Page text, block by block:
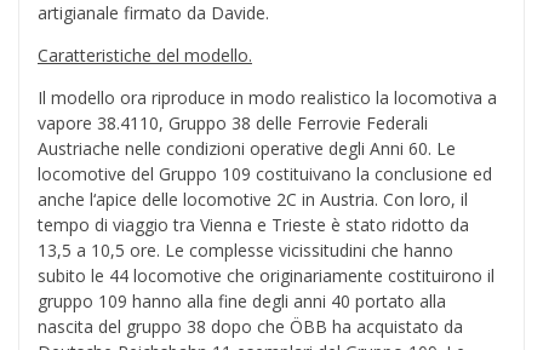
artigianale firmato da Davide.
Caratteristiche del modello.
Il modello ora riproduce in modo realistico la locomotiva a
vapore 38.4110, Gruppo 38 delle Ferrovie Federali
Austriache nelle condizioni operative degli Anni 60. Le
locomotive del Gruppo 109 costituivano la conclusione ed
anche l‘apice delle locomotive 2C in Austria. Con loro, il
tempo di viaggio tra Vienna e Trieste è stato ridotto da
13,5 a 10,5 ore. Le complesse vicissitudini che hanno
subito le 44 locomotive che originariamente costituirono il
gruppo 109 hanno alla fine degli anni 40 portato alla
nascita del gruppo 38 dopo che ÖBB ha acquistato da